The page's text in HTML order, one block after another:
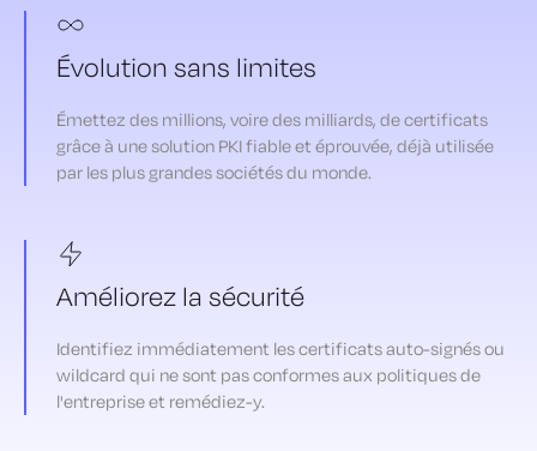
Évolution sans limites
Émettez des millions, voire des milliards, de certificats
grâce à une solution PKI fiable et éprouvée, déjà utilisée
par les plus grandes sociétés du monde.
Améliorez la sécurité
Identifiez immédiatement les certificats auto-signés ou
wildcard qui ne sont pas conformes aux politiques de
l'entreprise et remédiez-y.